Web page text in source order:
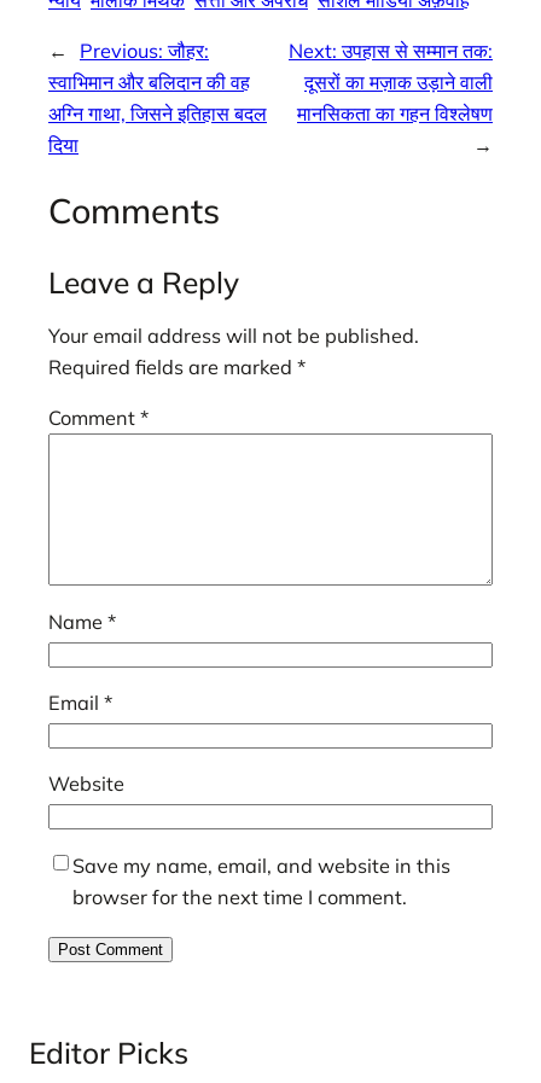
← Previous:जौहर:
स्वाभिमान और बलिदान की वह
अग्नि गाथा, जिसने इतिहास बदल
दिया
Next:उपहास से सम्मान तक:
दूसरों का मज़ाक उड़ाने वाली
मानसिकता का गहन विश्लेषण
→
Comments
Leave a Reply
Your email address will not be published.
Required fields are marked *
Comment *
Name *
Email *
Website
Save my name, email, and website in this
browser for the next time I comment.
Editor Picks